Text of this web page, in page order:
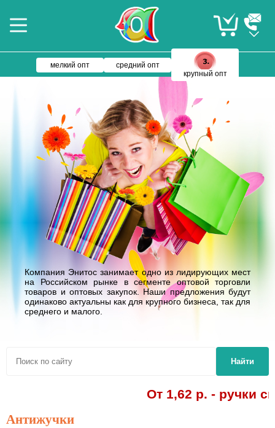
мелкий опт
средний опт
крупный опт
Компания Энитос занимает одно из лидирующих мест
на Российском рынке в сегменте оптовой торговли
товаров и оптовых закупок. Наши предложения будут
одинаково актуальны как для крупного бизнеса, так для
среднего и малого.
Найти
От 1,62 р. - ручки
Антижучки